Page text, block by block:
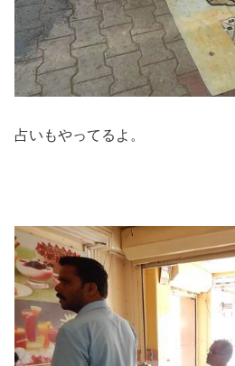
占いもやってるよ。